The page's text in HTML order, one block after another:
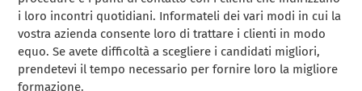
i loro incontri quotidiani. Informateli dei vari modi in cui la
vostra azienda consente loro di trattare i clienti in modo
equo. Se avete difficoltà a scegliere i candidati migliori,
prendetevi il tempo necessario per fornire loro la migliore
formazione.